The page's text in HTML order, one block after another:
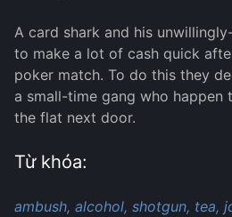
A card shark and his
to make a lot of cash quick
poker match. To do this they
a small-time gang who
the flat next door.
Từ khóa:
ambush, alcohol, shotgun, tea,